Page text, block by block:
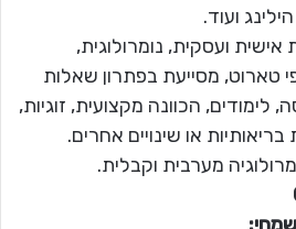
ועוד.
אישית ועסקית, נומרולוגית,
מסייעת בפתרון שאלות
לימודים, הכוונה מקצועית, זוגיות,
או שינויים אחרים.
מערבית וקבלית.